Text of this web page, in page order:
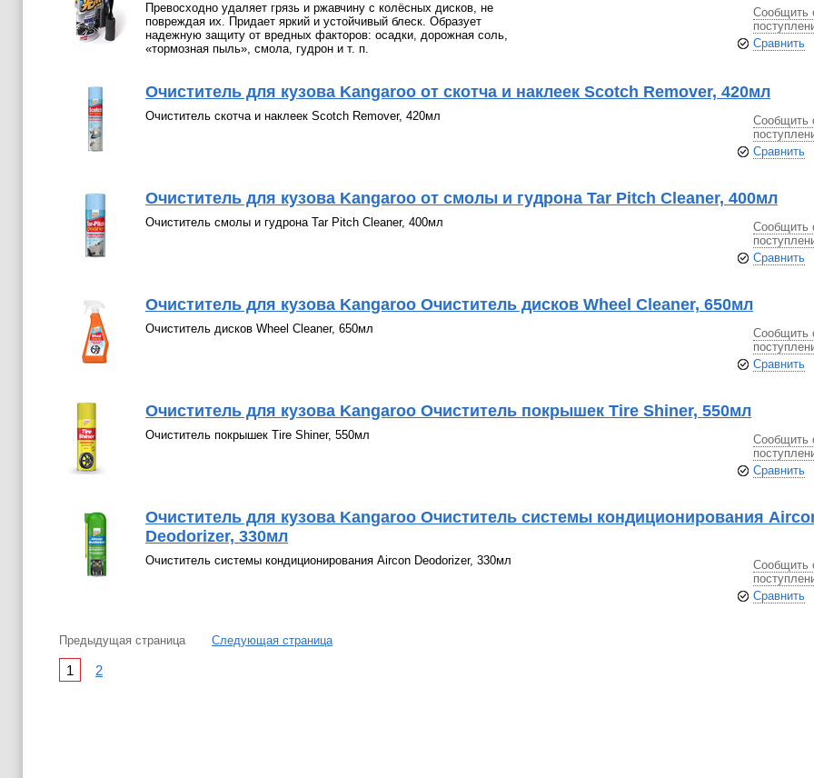
Превосходно удаляет грязь и ржавчину с колёсных дисков, не
повреждая их. Придает яркий и устойчивый блеск. Образует
надежную защиту от вредных факторов: осадки, дорожная соль,
«тормозная пыль», смола, гудрон и т. п.
Сообщить
Сравнить
Очиститель для кузова Kangaroo от скотча и наклеек Scotch Remover, 420мл
Очиститель скотча и наклеек Scotch Remover, 420мл
Сообщить
Сравнить
Очиститель для кузова Kangaroo от смолы и гудрона Tar Pitch Cleaner, 400мл
Очиститель смолы и гудрона Tar Pitch Cleaner, 400мл
Сообщить
Сравнить
Очиститель для кузова Kangaroo Очиститель дисков Wheel Cleaner, 650мл
Очиститель дисков Wheel Cleaner, 650мл
Сообщить
Сравнить
Очиститель для кузова Kangaroo Очиститель покрышек Tire Shiner, 550мл
Очиститель покрышек Tire Shiner, 550мл
Сообщить
Сравнить
Очиститель для кузова Kangaroo Очиститель системы кондиционирования
Deodorizer, 330мл
Очиститель системы кондиционирования Aircon Deodorizer, 330мл
Сообщить
Сравнить
Предыдущая страница Следующая страница
1 2